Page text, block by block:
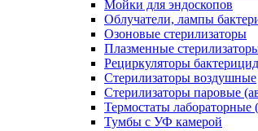
Мойки для эндоскопов
Облучатели, лампы
Озоновые стерилизаторы
Плазменные
Рециркуляторы
Стерилизаторы воздушные
Стерилизаторы паровые
Термостаты лабораторные
Тумбы с УФ камерой